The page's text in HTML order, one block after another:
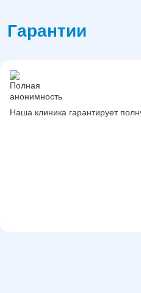
Гарантии
Наша клиника гарантирует